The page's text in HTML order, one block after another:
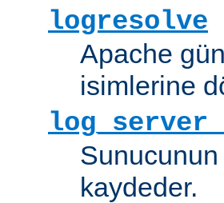
logresolve
Apache
isimlerine
kaydeder.